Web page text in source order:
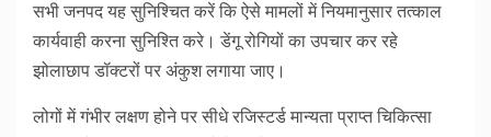
सभी जनपद यह सुनिश्चित करें कि ऐसे मामलों में नियमानुसार तत्काल
कार्यवाही करना सुनिश्ति करे। डेंगू रोगियों का उपचार कर रहे
झोलाछाप डॉक्टरों पर अंकुश लगाया जाए।
लोगों में गंभीर लक्षण होने पर सीधे रजिस्टर्ड मान्यता प्राप्त चिकित्सा